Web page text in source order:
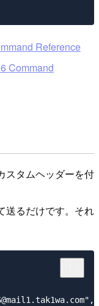
Reference
Command
スタムヘッダーを付
送るだけです。それ